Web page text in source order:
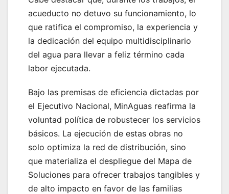
acueducto no detuvo su funcionamiento, lo
que ratifica el compromiso, la experiencia y
la dedicación del equipo multidisciplinario
del agua para llevar a feliz término cada
labor ejecutada.
Bajo las premisas de eficiencia dictadas por
el Ejecutivo Nacional, MinAguas reafirma la
voluntad política de robustecer los servicios
básicos. La ejecución de estas obras no
solo optimiza la red de distribución, sino
que materializa el despliegue del Mapa de
Soluciones para ofrecer trabajos tangibles y
de alto impacto en favor de las familias